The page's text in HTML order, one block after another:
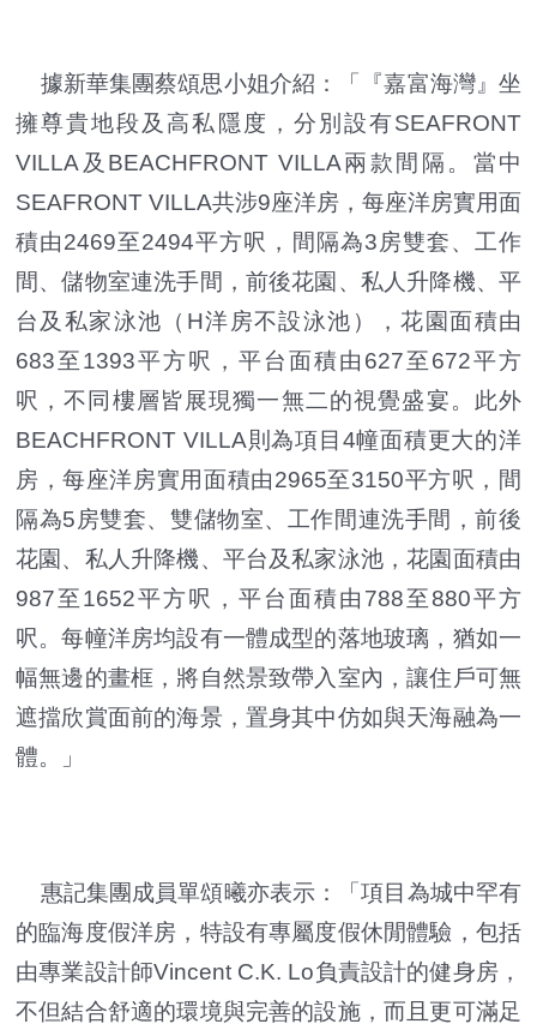
據新華集團蔡頌思小姐介紹：「『嘉富海灣』坐
擁尊貴地段及高私隱度，分別設有SEAFRONT
VILLA及BEACHFRONT VILLA兩款間隔。當中
SEAFRONT VILLA共涉9座洋房，每座洋房實用面
積由2469至2494平方呎，間隔為3房雙套、工作
間、儲物室連洗手間，前後花園、私人升降機、平
台及私家泳池（H洋房不設泳池），花園面積由
683至1393平方呎，平台面積由627至672平方
呎，不同樓層皆展現獨一無二的視覺盛宴。此外
BEACHFRONT VILLA則為項目4幢面積更大的洋
房，每座洋房實用面積由2965至3150平方呎，間
隔為5房雙套、雙儲物室、工作間連洗手間，前後
花園、私人升降機、平台及私家泳池，花園面積由
987至1652平方呎，平台面積由788至880平方
呎。每幢洋房均設有一體成型的落地玻璃，猶如一
幅無邊的畫框，將自然景致帶入室內，讓住戶可無
遮擋欣賞面前的海景，置身其中仿如與天海融為一
體。」
惠記集團成員單頌曦亦表示：「項目為城中罕有
的臨海度假洋房，特設有專屬度假休閒體驗，包括
由專業設計師Vincent C.K. Lo負責設計的健身房，
不但結合舒適的環境與完善的設施，而且更可滿足